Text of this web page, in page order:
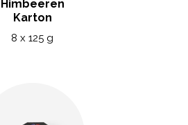
Himbeeren
Karton
8 x 125 g